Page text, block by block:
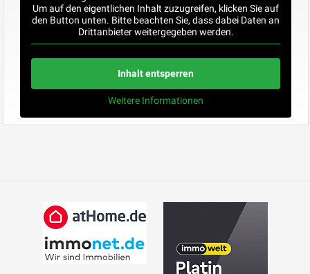
Um auf den eigentlichen Inhalt zuzugreifen, klicken Sie auf
den Button unten. Bitte beachten Sie, dass dabei Daten an
Drittanbieter weitergegeben werden.
Inhalt entsperren
Weitere Informationen